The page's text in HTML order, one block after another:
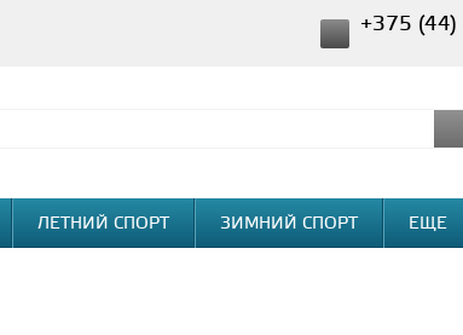
+375 (44)
ЛЕТНИЙ СПОРТ ЗИМНИЙ СПОРТ ЕЩЕ